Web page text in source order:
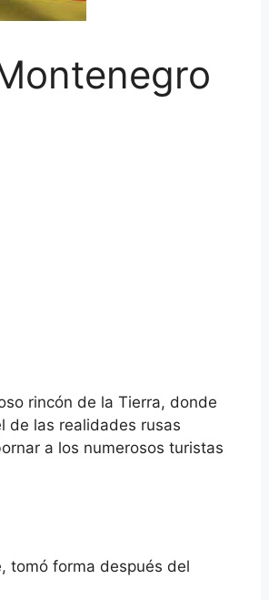
rincón de la Tierra, donde
de las realidades rusas
a los numerosos turistas
tomó forma después del